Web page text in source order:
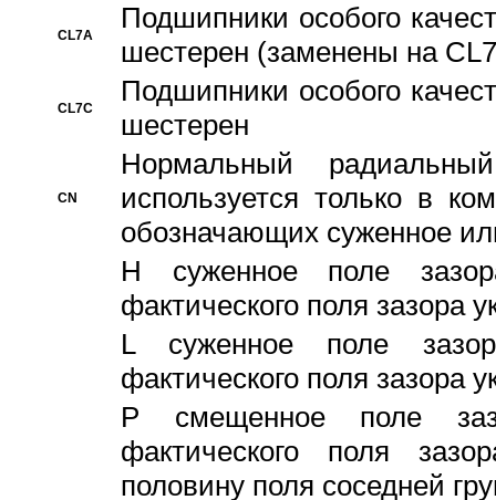
CL7A
Подшипники особого
шестерен (заменены на
CL7C
Подшипники особого
шестерен
CN
Hормальный
используется только в
обозначающих суженное
H суженное поле
фактического поля зазора
L суженное поле
фактического поля зазора
P смещенное поле
фактического поля
половину поля соседней